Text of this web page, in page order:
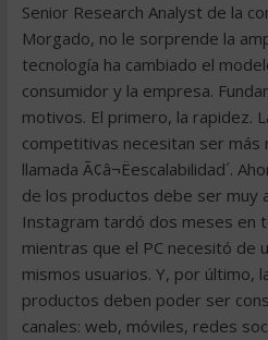
Senior Research Analyst de la
Morgado, no le sorprende la
tecnología ha cambiado el
consumidor y la empresa.
motivos. El primero, la rapidez.
competitivas necesitan ser más
llamada Ã¢â¬Ëescalabilidad´.
de los productos debe ser muy
Instagram tardó dos meses en
mientras que el PC necesitó de
mismos usuarios. Y, por último,
productos deben poder ser
canales: web, móviles, redes